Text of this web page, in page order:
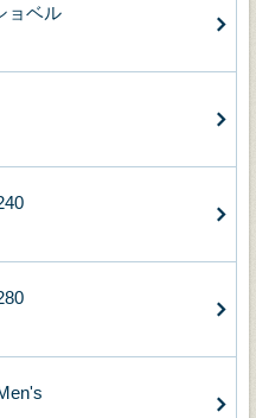
ョベル